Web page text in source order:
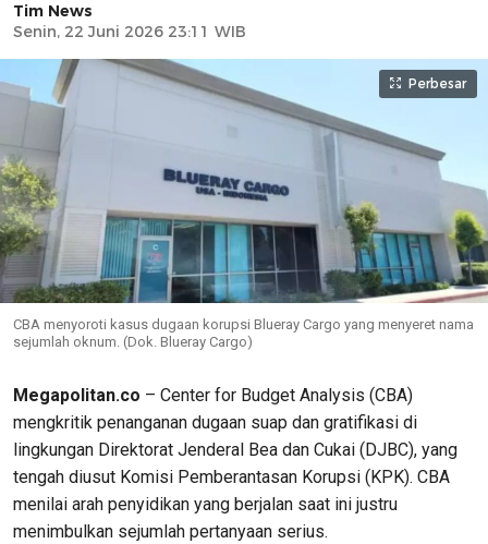
Tim News
Senin, 22 Juni 2026 23:11 WIB
Perbesar
CBA menyoroti kasus dugaan korupsi Blueray Cargo yang menyeret nama
sejumlah oknum. (Dok. Blueray Cargo)
Megapolitan.co – Center for Budget Analysis (CBA)
mengkritik penanganan dugaan suap dan gratifikasi di
lingkungan Direktorat Jenderal Bea dan Cukai (DJBC), yang
tengah diusut Komisi Pemberantasan Korupsi (KPK). CBA
menilai arah penyidikan yang berjalan saat ini justru
menimbulkan sejumlah pertanyaan serius.